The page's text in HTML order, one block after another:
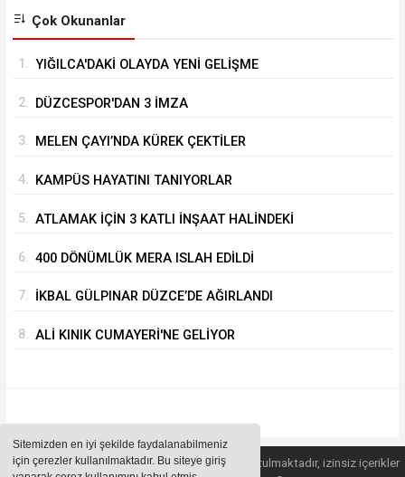
Sitemizden en iyi şekilde faydalanabilmeniz
için çerezler kullanılmaktadır. Bu siteye giriş
Çok Okunanlar
1. YIĞILCA'DAKİ OLAYDA YENİ GELİŞME
2. DÜZCESPOR'DAN 3 İMZA
3. MELEN ÇAYI’NDA KÜREK ÇEKTİLER
4. KAMPÜS HAYATINI TANIYORLAR
5. ATLAMAK İÇİN 3 KATLI İNŞAAT HALİNDEKİ
6. 400 DÖNÜMLÜK MERA ISLAH EDİLDİ
7. İKBAL GÜLPINAR DÜZCE’DE AĞIRLANDI
8. ALİ KINIK CUMAYERİ'NE GELİYOR
Sitemizde bulunan içeriklerin tüm hakları saklı tutulmaktadır, izinsiz içerikler